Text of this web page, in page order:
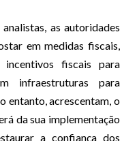
as autoridades
em medidas fiscais,
fiscais para
infraestruturas para
entanto, acrescentam, o
da sua implementação
a confiança dos